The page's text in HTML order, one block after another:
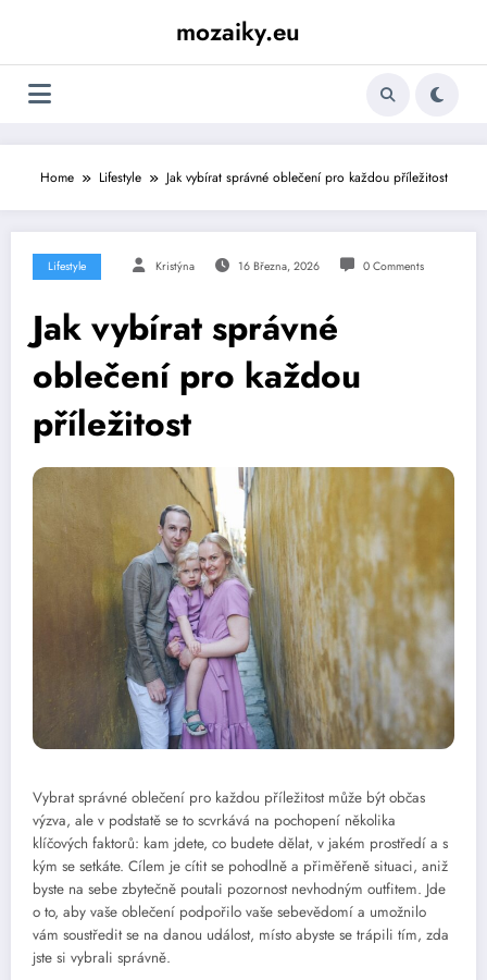
mozaiky.eu
Home Lifestyle Jak vybírat správné oblečení pro každou příležitost
Lifestyle Kristýna 16 Března, 2026 0 Comments
Jak vybírat správné
oblečení pro každou
příležitost
Vybrat správné oblečení pro každou příležitost může být občas
výzva, ale v podstatě se to scvrkává na pochopení několika
klíčových faktorů: kam jdete, co budete dělat, v jakém prostředí a s
kým se setkáte. Cílem je cítit se pohodlně a přiměřeně situaci, aniž
byste na sebe zbytečně poutali pozornost nevhodným outfitem. Jde
o to, aby vaše oblečení podpořilo vaše sebevědomí a umožnilo
vám soustředit se na danou událost, místo abyste se trápili tím, zda
jste si vybrali správně.